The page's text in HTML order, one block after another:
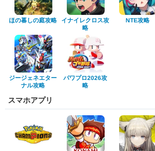
ほの暮しの庭攻略 イナイレクロス攻
略
NTE攻略
ジージェネエター
ナル攻略
パワプロ2026攻
略
スマホアプリ